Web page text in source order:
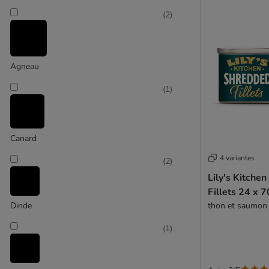
Kitekat
Leonardo
Life Pet Care
Lily's Kitchen
Agneau
(2)
Canard
(1)
Dinde
(2)
(1)
4 variantes
Lily's
Fillets 24 x
thon et saumon